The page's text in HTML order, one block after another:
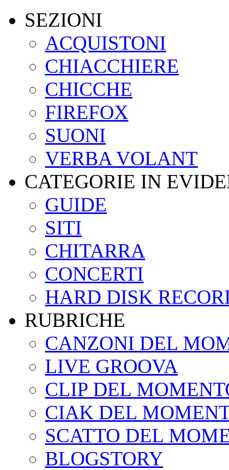
SEZIONI
ACQUISTONI
CHIACCHIERE
CHICCHE
FIREFOX
SUONI
VERBA VOLANT
CATEGORIE IN
GUIDE
SITI
CHITARRA
CONCERTI
HARD DISK
RUBRICHE
CANZONI DEL
LIVE GROOVA
CLIP DEL
CIAK DEL
SCATTO DEL
BLOGSTORY